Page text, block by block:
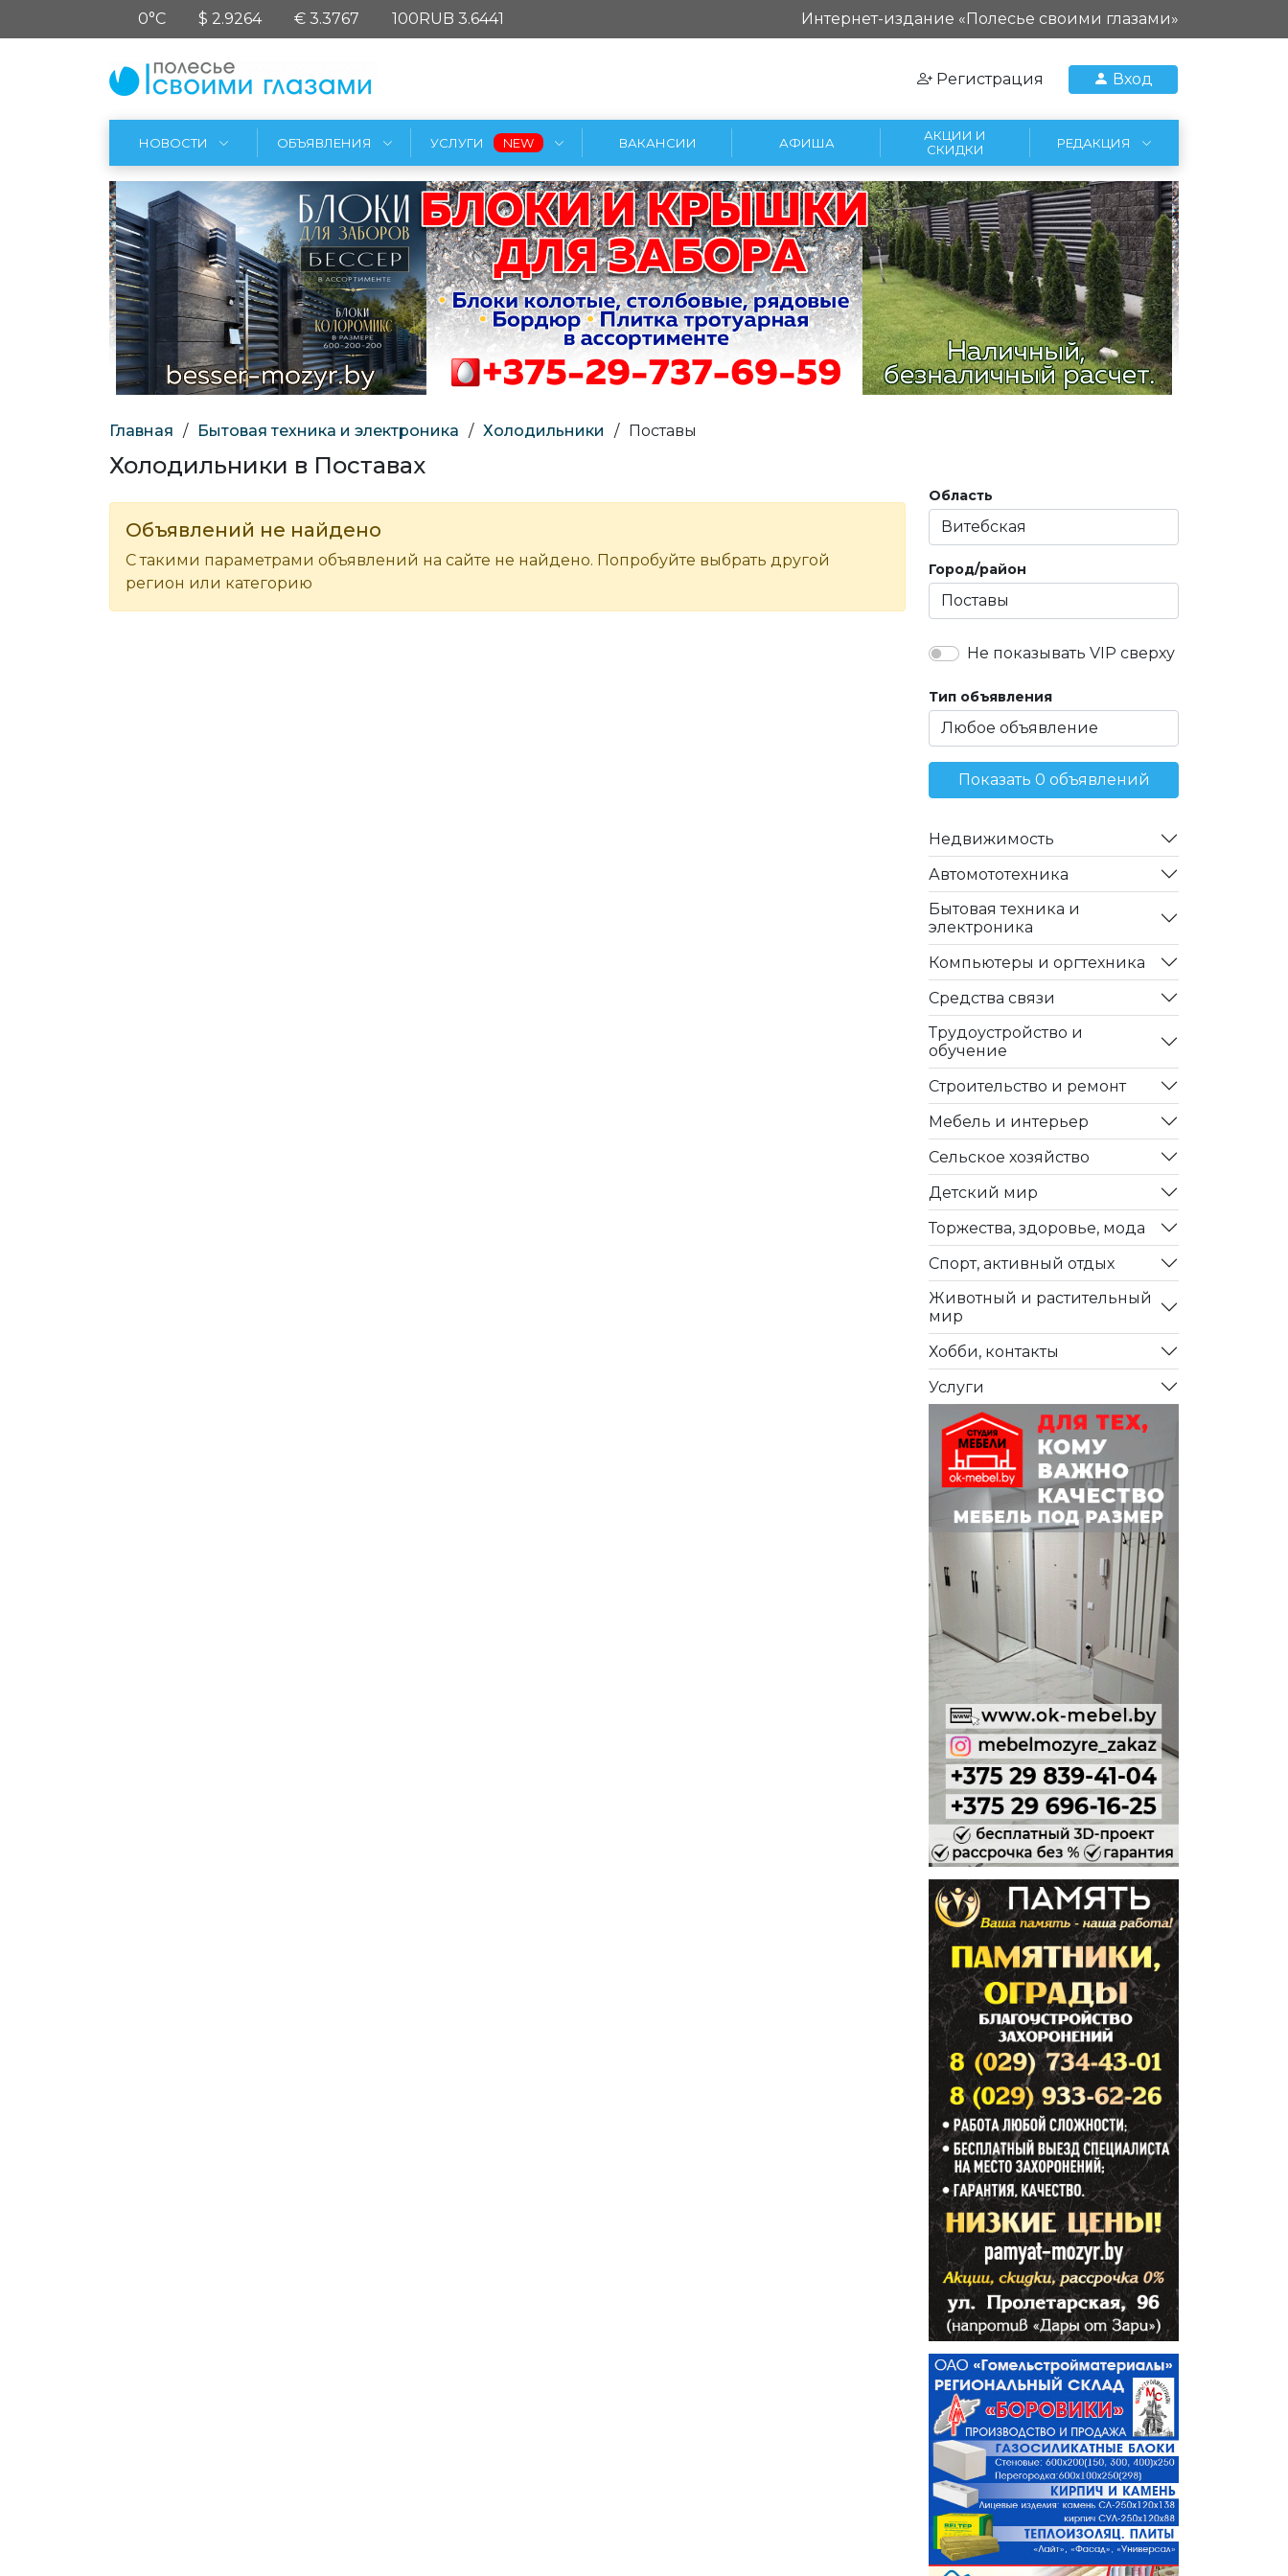
0°C $ 2.9264 € 3.3767 100RUB 3.6441 Интернет-издание «Полесье своими глазами»
Регистрация Вход
НОВОСТИ ОБЪЯВЛЕНИЯ УСЛУГИ ВАКАНСИИ АФИША
АКЦИИ И
СКИДКИ
РЕДАКЦИЯ
Главная / Бытовая техника и электроника / Холодильники / Поставы
Холодильники в Поставах
Объявлений не найдено
С такими параметрами объявлений на сайте не найдено. Попробуйте выбрать другой
регион или категорию
Область
Город/район
Не показывать VIP сверху
Тип объявления
Показать 0 объявлений
Недвижимость
Автомототехника
Бытовая техника и
электроника
Компьютеры и оргтехника
Средства связи
Трудоустройство и
обучение
Строительство и ремонт
Мебель и интерьер
Сельское хозяйство
Детский мир
Торжества, здоровье, мода
Спорт, активный отдых
Животный и растительный
мир
Хобби, контакты
Услуги